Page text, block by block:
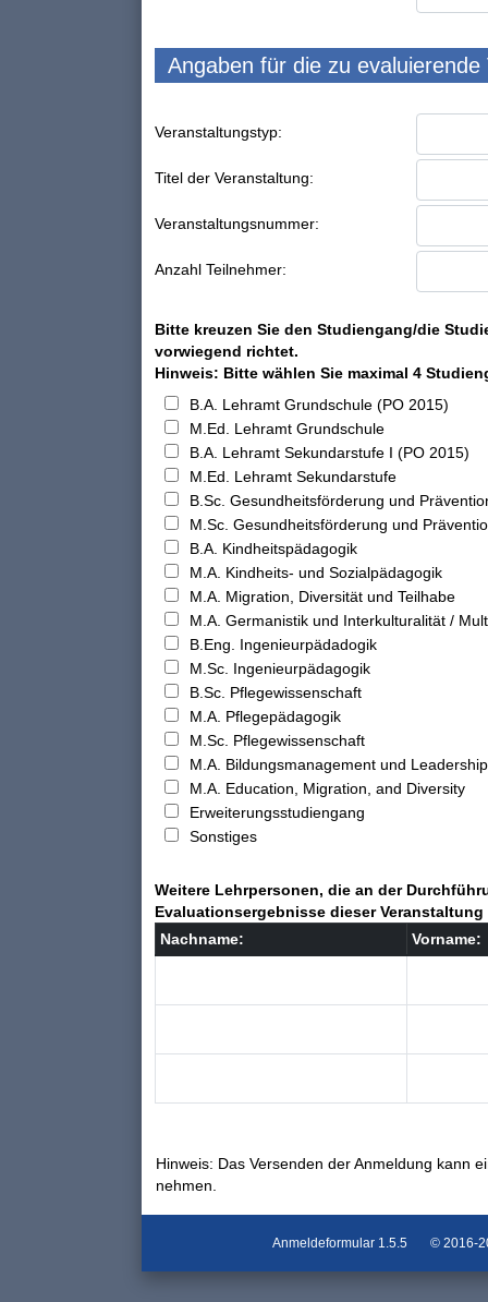
Angaben für die zu evaluierende
Veranstaltungstyp:
Titel der Veranstaltung:
Veranstaltungsnummer:
Anzahl Teilnehmer:
Bitte kreuzen Sie den Studiengang/die
vorwiegend richtet.
Hinweis: Bitte wählen Sie maximal 4
B.A. Lehramt Grundschule (PO 2015)
M.Ed. Lehramt Grundschule
B.A. Lehramt Sekundarstufe I (PO 2015)
M.Ed. Lehramt Sekundarstufe
B.Sc. Gesundheitsförderung und
M.Sc. Gesundheitsförderung und
B.A. Kindheitspädagogik
M.A. Kindheits- und Sozialpädagogik
M.A. Migration, Diversität und Teilhabe
M.A. Germanistik und Interkulturalität /
B.Eng. Ingenieurpädadogik
M.Sc. Ingenieurpädagogik
B.Sc. Pflegewissenschaft
M.A. Pflegepädagogik
M.Sc. Pflegewissenschaft
M.A. Bildungsmanagement und
M.A. Education, Migration, and Diversity
Erweiterungsstudiengang
Sonstiges
Weitere Lehrpersonen, die an der
Evaluationsergebnisse dieser
Nachname:
Vorname:
Hinweis: Das Versenden der Anmeldung kann
nehmen.
Anmeldeformular 1.5.5 © 2016-